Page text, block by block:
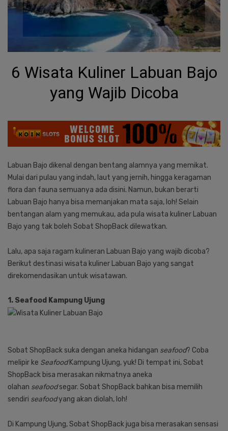
6 Wisata Kuliner Labuan Bajo
yang Wajib Dicoba
Labuan Bajo dikenal dengan bentang alamnya yang memikat.
Mulai dari pulau yang indah, laut yang jernih, hingga keragaman
flora dan fauna semuanya ada disini. Namun, bukan berarti
Labuan Bajo hanya bisa memanjakan mata saja, loh! Selain
bentangan alam yang memukau, ada pula wisata kuliner Labuan
Bajo yang tak boleh Sobat ShopBack dilewatkan.
Lalu, apa saja ragam kulineran Labuan Bajo yang wajib dicoba?
Berikut destinasi wisata kuliner Labuan Bajo yang sangat
direkomendasikan untuk wisatawan.
1. Seafood Kampung Ujung
Sobat ShopBack suka dengan aneka hidangan seafood? Coba
melipir ke SeafoodKampung Ujung, yuk! Di tempat ini, Sobat
ShopBack bisa merasakan nikmatnya aneka
olahan seafoodsegar. Sobat ShopBack bahkan bisa memilih
sendiri seafoodyang akan diolah, loh!
Di Kampung Ujung, Sobat ShopBack juga bisa merasakan sensasi